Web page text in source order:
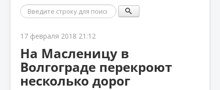
Поиск
17 февраля 2018 21:12
На Масленицу в
Волгограде перекроют
несколько дорог